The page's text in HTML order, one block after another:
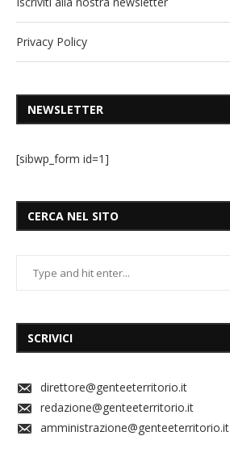
Privacy Policy
NEWSLETTER
[sibwp_form id=1]
CERCA NEL SITO
SCRIVICI
direttore@genteeterritorio.it
redazione@genteeterritorio.it
amministrazione@genteeterritorio.it